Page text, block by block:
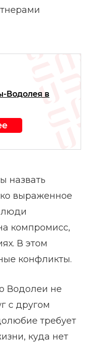
Водолея в
назвать
выраженное
люди
компромисс,
В этом
конфликты.
Водолеи не
с другом
требует
куда нет